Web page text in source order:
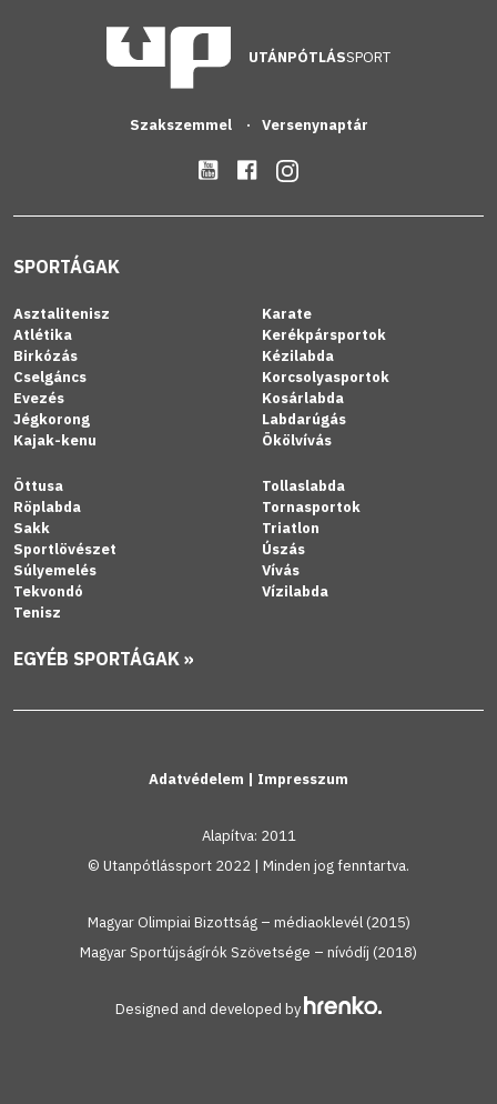
UTÁNPÓTLÁSSPORT
Szakszemmel Versenynaptár
SPORTÁGAK
Asztalitenisz
Atlétika
Birkózás
Cselgáncs
Evezés
Jégkorong
Kajak-kenu
Karate
Kerékpársportok
Kézilabda
Korcsolyasportok
Kosárlabda
Labdarúgás
Ökölvívás
Öttusa
Röplabda
Sakk
Sportlövészet
Súlyemelés
Tekvondó
Tenisz
Tollaslabda
Tornasportok
Triatlon
Úszás
Vívás
Vízilabda
EGYÉB SPORTÁGAK »
Adatvédelem | Impresszum
Alapítva: 2011
© Utanpótlássport 2022 | Minden jog fenntartva.
Magyar Olimpiai Bizottság – médiaoklevél (2015)
Magyar Sportújságírók Szövetsége – nívódíj (2018)
Designed and developed by